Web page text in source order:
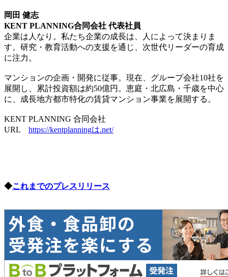
岡田 健志
KENT PLANNING合同会社 代表社員
企業は人なり。私たち企業の成長は、人によって決まりま
す。研究・教育活動への支援を通じ、次世代リーダーの育成
に注力。
マンションの企画・開発に従事。現在、グループ会社10社を
展開し、累計投資額は約50億円。恵庭・北広島・千歳を中心
に、成長地方都市特化の賃貸マンション事業を展開する。
KENT PLANNING 合同会社
URL https://kentplanningは.net/
◆これまでのプレスリリース